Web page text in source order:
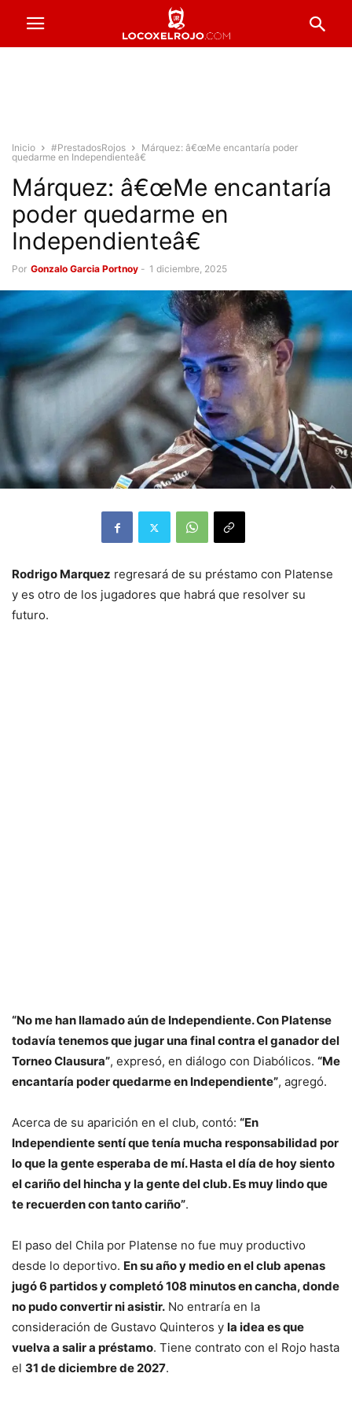
Inicio #PrestadosRojos
Márquez: â€œMe encantaría poder
quedarme en Independienteâ€
Márquez: â€œMe encantaría
poder quedarme en
Independienteâ€
Por Gonzalo Garcia Portnoy - 1 diciembre, 2025
Rodrigo Marquez regresará de su préstamo con Platense
y es otro de los jugadores que habrá que resolver su
futuro.
“No me han llamado aún de Independiente. Con Platense
todavía tenemos que jugar una final contra el ganador del
Torneo Clausura”, expresó, en diálogo con Diabólicos. “Me
encantaría poder quedarme en Independiente”, agregó.
Acerca de su aparición en el club, contó: “En
Independiente sentí que tenía mucha responsabilidad por
lo que la gente esperaba de mí. Hasta el día de hoy siento
el cariño del hincha y la gente del club. Es muy lindo que
te recuerden con tanto cariño”.
El paso del Chila por Platense no fue muy productivo
desde lo deportivo. En su año y medio en el club apenas
jugó 6 partidos y completó 108 minutos en cancha, donde
no pudo convertir ni asistir. No entraría en la
consideración de Gustavo Quinteros y la idea es que
vuelva a salir a préstamo. Tiene contrato con el Rojo hasta
el 31 de diciembre de 2027.